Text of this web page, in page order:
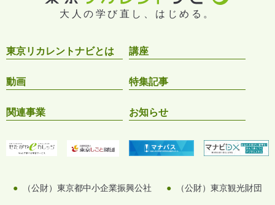
大人の学び直し、はじめる。
東京リカレントナビとは 講座
動画 特集記事
関連事業 お知らせ
（公財）東京都中小企業振興公社 （公財）東京観光財団